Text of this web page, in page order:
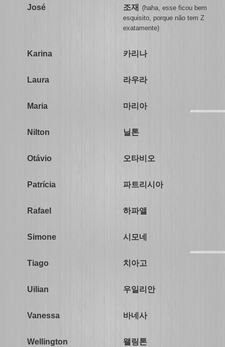
José 조재 (haha, esse ficou bem
esquisito, porque não tem Z
exatamente)
Karina 카리나
Laura 라우라
Maria 마리아
Nilton 닐톤
Otávio 오타비오
Patrícia 파트리시아
Rafael 하파앨
Simone 시모네
Tiago 치아고
Uilian 우일리안
Vanessa 바네사
Wellington 왤링톤